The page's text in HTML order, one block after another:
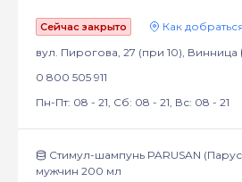
Сейчас закрыто
Как
вул. Пирогова, 27 (при 10), Винница
0 800 505 911
Пн-Пт: 08 - 21, Сб: 08 - 21, Вс: 08 - 21
Стимул-шампунь PARUSAN
мужчин 200 мл